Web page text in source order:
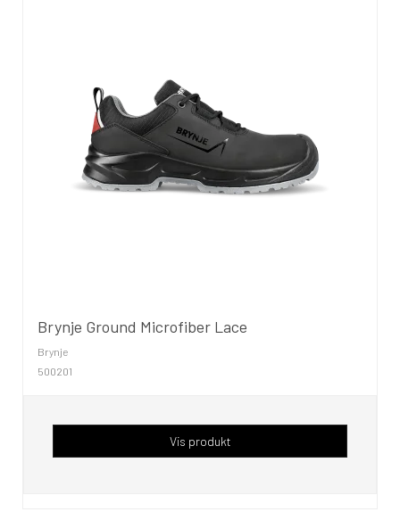
Brynje Ground Microfiber Lace
Brynje
500201
Vis produkt